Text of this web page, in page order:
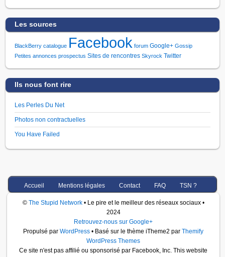
Les sources
BlackBerry catalogue Facebook forum Google+ Gossip
Petites annonces prospectus Sites de rencontres Skyrock Twitter
Ils nous font rire
Les Perles Du Net
Photos non contractuelles
You Have Failed
Accueil Mentions légales Contact FAQ TSN ?
© The Stupid Network• Le pire et le meilleur des réseaux sociaux •
2024
Retrouvez-nous sur Google+
Propulsé par WordPress • Basé sur le thème iTheme2 par Themify
WordPress Themes
Ce site n'est pas affilié ou sponsorisé par Facebook, Inc. This website